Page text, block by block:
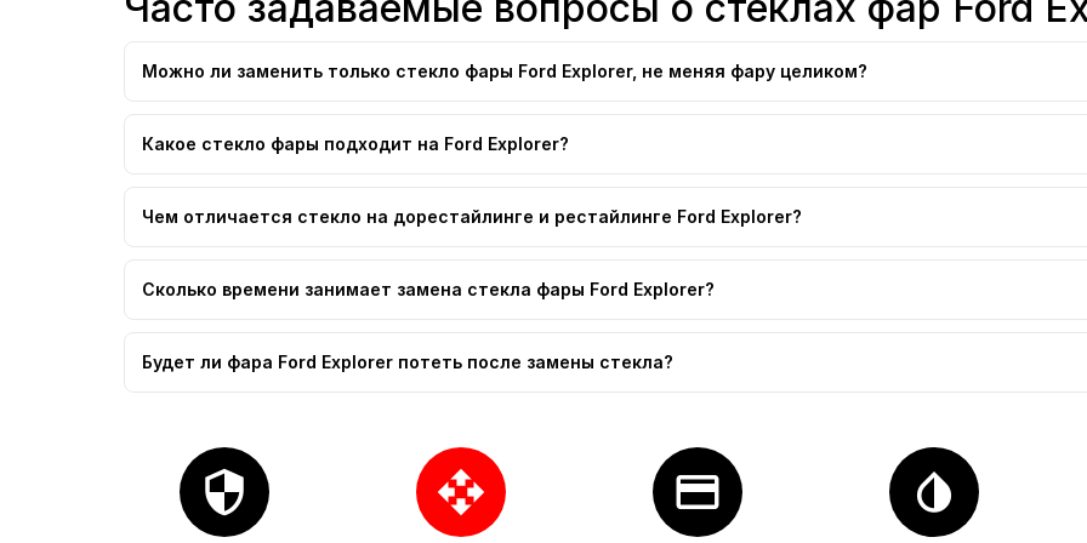
Можно ли заменить только стекло фары Ford Explorer, не меняя фару целиком?
Какое стекло фары подходит на Ford Explorer?
Чем отличается стекло на дорестайлинге и рестайлинге Ford Explorer?
Сколько времени занимает замена стекла фары Ford Explorer?
Будет ли фара Ford Explorer потеть после замены стекла?
security open_with credit_card invert_colors